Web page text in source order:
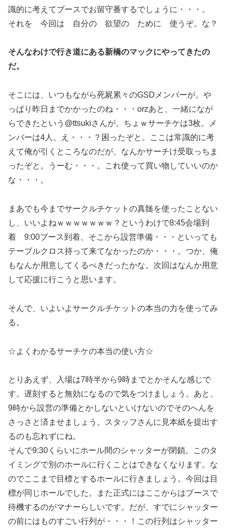
識的に考えてブースでお留守番するでしょうに・・・。
それを 今回は 自分の 欲望の ために 使うぞ。な？
そんなわけで行き道にある新橋のマックにやってきたの
だ。
そこには、いつもながら死屍累々のGSDメンバーが。や
っぱり昨日までかかったのね・・・orzあと、一緒になが
らできたという@ttsukiさんが。ちょｗサーチケは3枚。メ
ンバーは4人。え・・・？困ったぞと。ここは常識的に考
えて俺が引くところなのだが、なんかサーチけ受取っちま
ったぞと。うーむ・・・。これ使って買い物していいのか
な・・・。
まあでも今までサークルチケットの真髄を使ったことない
し、いいよねｗｗｗｗｗｗｗ？というわけで8:45会場到
着 9:00ブース到着、そこから設営準備・・・といっても
テーブルクロス持って来てなかったのか・・・。つか、俺
もなんか用意してくるべきだったかな。次回はなんか用意
して応援に行こうと思います。
そんで、いよいよサークルチケットの本当の力を使ってみ
る。
☆よくわかるサーチケの本当の使い方☆
とりあえず、入場は7時半から9時までとかそんな感じで
す。遅刻すると無効になるので気をつけましょう。あと、
9時から設営の準備とかしないといけないのでそのへんを
さっさと済ませましょう。スタッフさんに見本紙を提出す
るのも忘れずにね。
そんで9:30くらいにホール間のシャッターが閉鎖。このタ
イミングで別のホールに行くことはできなくなります。な
のでここまで目標とするホールに行きましょう。今回は目
標が同じホールでした。また正式にはここからはブースで
待機するのがマナーらしいです。だが、すでにシャッター
の前にはものすごい行列が・・・！この行列はシャッター